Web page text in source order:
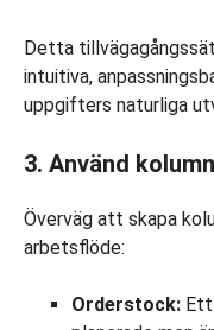
Detta
intuitiva,
uppgifters naturliga
3. Använd
Överväg att skapa
arbetsflöde:
Orderstock: